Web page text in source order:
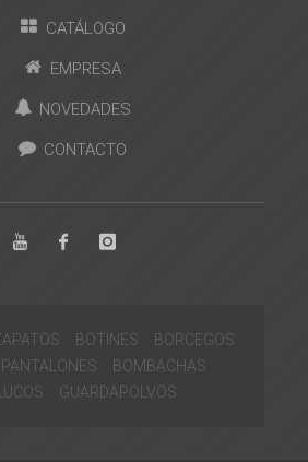
CATÁLOGO
EMPRESA
NOVEDADES
CONTACTO
BOTINES
BORCEGOS
PANTALONES
BOMBACHAS
GUARDAPOLVOS